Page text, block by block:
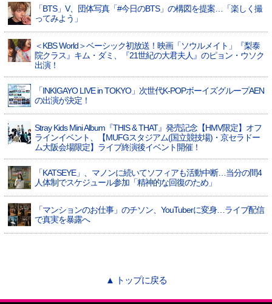
「BTS」V、団体写真「#今日のBTS」の構図を提案…「楽しく撮
ってみよう」
＜KBS World＞ベーシック初放送！映画「ソウルメイト」『梨泰
院クラス』キム・ダミ、『21世紀の大君夫人』のピョン・ウソク
出演！
「INKIGAYO LIVE in TOKYO」次世代K-POPボーイズグループAEN
の出演が決定！
Stray Kids Mini Album『THIS & THAT』発売記念【HMV限定】オフ
ラインイベント、【MUFGスタジアム(国立競技場)・京セラドー
ム大阪会場限定】ライブ終演後イベント開催！
「KATSEYE」、マノンに続いてソフィアも活動中断…当分の間4
人体制でスケジュール参加「精神的な回復のため」
「マンションのお仕事」のチソン、YouTuberに変身…ライブ配信
で真実を暴露へ
▲ トップに戻る